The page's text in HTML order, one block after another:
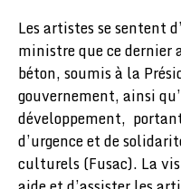
Les artistes se sentent
ministre que ce dernier
béton, soumis à la
gouvernement, ainsi
développement,
d’urgence et de
culturels (Fusac). La